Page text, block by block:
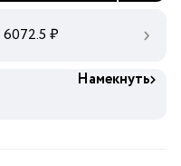
6072.5 ₽
Намекнуть